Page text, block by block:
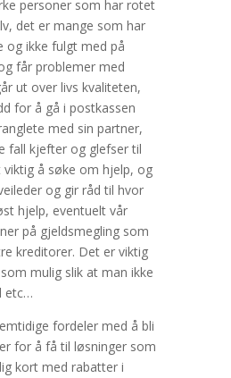
personer som har rotet
det er mange som har
og ikke fulgt med på
får problemer med
ut over livs kvaliteten,
for å gå i postkassen
med sin partner,
fall kjefter og glefser til
viktig å søke om hjelp, og
og gir råd til hvor
hjelp, eventuelt vår
på gjeldsmegling som
kreditorer. Det er viktig
mulig slik at man ikke
etc…
fordeler med å bli
for å få til løsninger som
kort med rabatter i